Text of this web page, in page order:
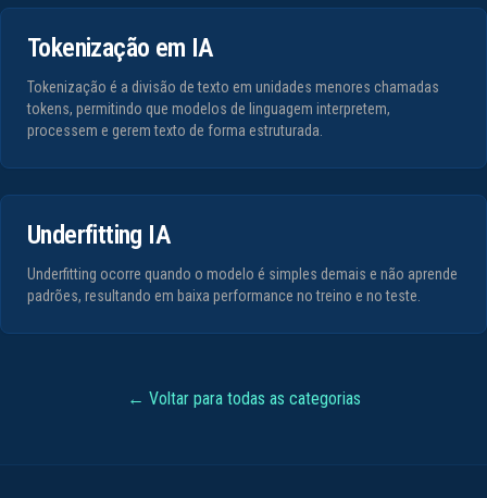
Tokenização em IA
Tokenização é a divisão de texto em unidades menores chamadas
tokens, permitindo que modelos de linguagem interpretem,
processem e gerem texto de forma estruturada.
Underfitting IA
Underfitting ocorre quando o modelo é simples demais e não aprende
padrões, resultando em baixa performance no treino e no teste.
← Voltar para todas as categorias